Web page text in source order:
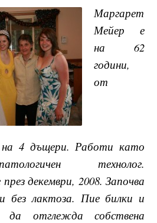
Маргарет
Мейер е
на 62
години,
от
на 4 дъщери. Работи като
технолог.
декември, 2008. Започва
без лактоза. Пие билки и
да отглежда собствена